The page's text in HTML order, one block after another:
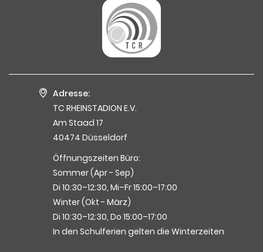
Adresse:
TC RHEINSTADION E.V.
Am Staad 17
40474 Düsseldorf
Öffnungszeiten Büro:
Sommer (Apr - Sep)
Di 10:30–12:30, Mi–Fr 15:00–17:00
Winter (Okt - März)
Di 10:30–12:30, Do 15:00–17:00
In den Schulferien gelten die Winterzeiten